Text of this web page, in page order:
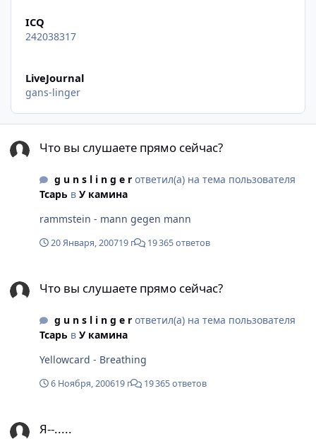
ICQ
242038317
LiveJournal
gans-linger
Что вы слушаете прямо сейчас?
g u n s l i n g e rответил(а) на тема пользователя
Тсарь в У камина
rammstein - mann gegen mann
20 Января, 200719 г 19 365 ответов
Что вы слушаете прямо сейчас?
g u n s l i n g e rответил(а) на тема пользователя
Тсарь в У камина
Yellowcard - Breathing
6 Ноября, 200619 г 19 365 ответов
Я--.....